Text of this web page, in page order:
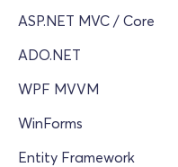
ASP.NET MVC / Core
ADO.NET
WPF MVVM
WinForms
Entity Framework